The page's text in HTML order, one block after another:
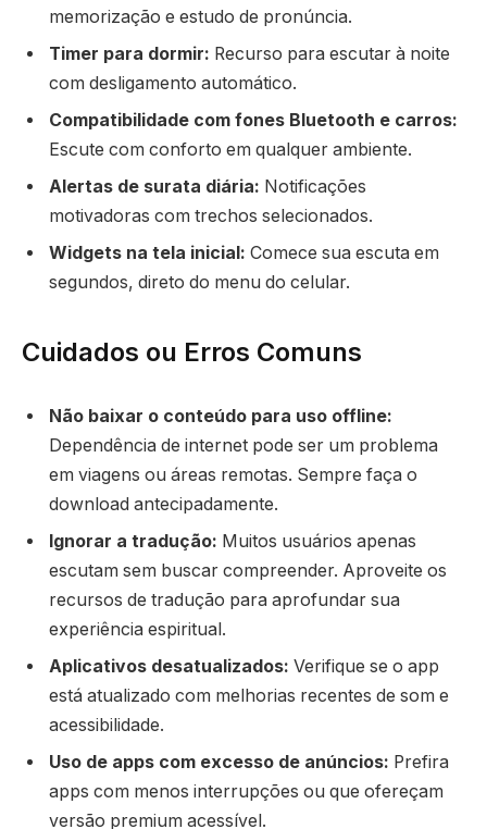
memorização e estudo de pronúncia.
Timer para dormir: Recurso para escutar à noite
com desligamento automático.
Compatibilidade com fones Bluetooth e carros:
Escute com conforto em qualquer ambiente.
Alertas de surata diária: Notificações
motivadoras com trechos selecionados.
Widgets na tela inicial: Comece sua escuta em
segundos, direto do menu do celular.
Cuidados ou Erros Comuns
Não baixar o conteúdo para uso offline:
Dependência de internet pode ser um problema
em viagens ou áreas remotas. Sempre faça o
download antecipadamente.
Ignorar a tradução: Muitos usuários apenas
escutam sem buscar compreender. Aproveite os
recursos de tradução para aprofundar sua
experiência espiritual.
Aplicativos desatualizados: Verifique se o app
está atualizado com melhorias recentes de som e
acessibilidade.
Uso de apps com excesso de anúncios: Prefira
apps com menos interrupções ou que ofereçam
versão premium acessível.